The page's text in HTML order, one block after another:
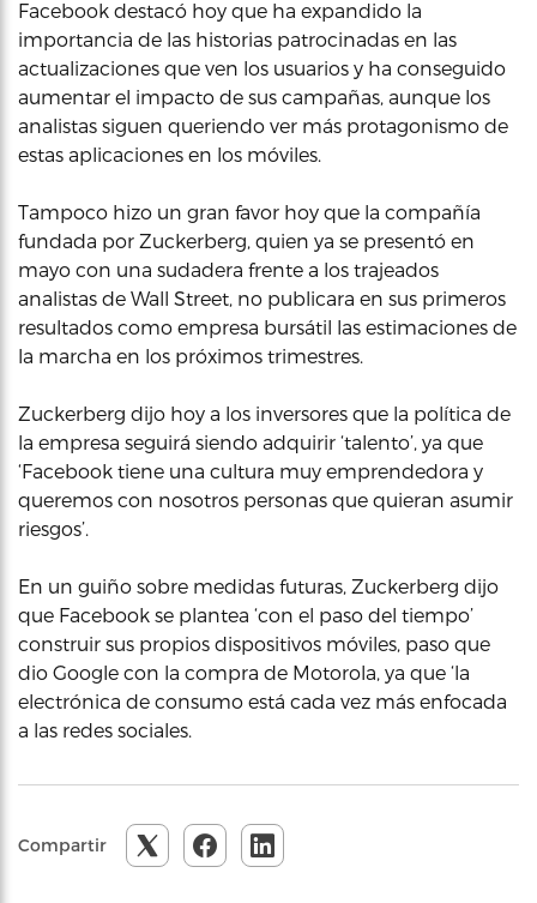
Facebook destacó hoy que ha expandido la
importancia de las historias patrocinadas en las
actualizaciones que ven los usuarios y ha conseguido
aumentar el impacto de sus campañas, aunque los
analistas siguen queriendo ver más protagonismo de
estas aplicaciones en los móviles.
Tampoco hizo un gran favor hoy que la compañía
fundada por Zuckerberg, quien ya se presentó en
mayo con una sudadera frente a los trajeados
analistas de Wall Street, no publicara en sus primeros
resultados como empresa bursátil las estimaciones de
la marcha en los próximos trimestres.
Zuckerberg dijo hoy a los inversores que la política de
la empresa seguirá siendo adquirir ‘talento’, ya que
‘Facebook tiene una cultura muy emprendedora y
queremos con nosotros personas que quieran asumir
riesgos’.
En un guiño sobre medidas futuras, Zuckerberg dijo
que Facebook se plantea ‘con el paso del tiempo’
construir sus propios dispositivos móviles, paso que
dio Google con la compra de Motorola, ya que ‘la
electrónica de consumo está cada vez más enfocada
a las redes sociales.
Compartir